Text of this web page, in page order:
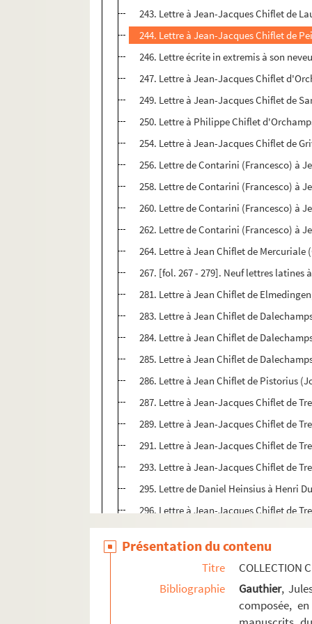
243. Lettre à Jean-Jacques Chiflet de
244. Lettre à Jean-Jacques Chiflet de
246. Lettre écrite in extremis à son
247. Lettre à Jean-Jacques Chiflet
249. Lettre à Jean-Jacques Chiflet de
250. Lettre à Philippe Chiflet
254. Lettre à Jean-Jacques Chiflet de
256. Lettre de Contarini (Francesco) à
258. Lettre de Contarini (Francesco) à
260. Lettre de Contarini (Francesco) à
262. Lettre de Contarini (Francesco) à
264. Lettre à Jean Chiflet de Mercuriale
267. [fol. 267 - 279]. Neuf lettres latines
281. Lettre à Jean Chiflet de
283. Lettre à Jean Chiflet de
284. Lettre à Jean Chiflet de
285. Lettre à Jean Chiflet de
286. Lettre à Jean Chiflet de Pistorius
287. Lettre à Jean-Jacques Chiflet de
289. Lettre à Jean-Jacques Chiflet de
291. Lettre à Jean-Jacques Chiflet de
293. Lettre à Jean-Jacques Chiflet de
295. Lettre de Daniel Heinsius à Henri
296. Lettre à Jean-Jacques Chiflet de
298. Lettre à Jean-Jacques Chiflet de
300. Lettre à Jean-Jacques Chiflet de
302. Lettre à Jean-Jacques Chiflet de
304. Lettre à Jean-Jacques Chiflet de
306. Lettre à Jean-Jacques Chiflet de
Présentation du contenu
Titre
COLLECTION
Bibliographie
Gauthier,
composée,